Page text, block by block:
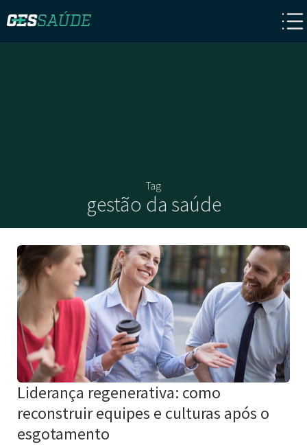
Tag
gestão da saúde
Liderança regenerativa: como
reconstruir equipes e culturas após o
esgotamento